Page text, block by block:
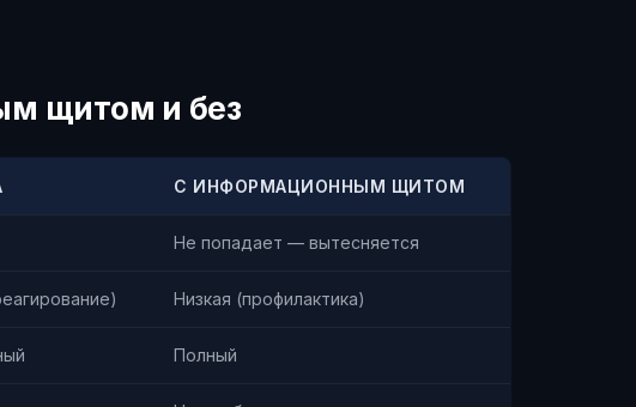
щитом и без
С ИНФОРМАЦИОННЫМ ЩИТОМ
Не попадает — вытесняется
Низкая (профилактика)
Полный